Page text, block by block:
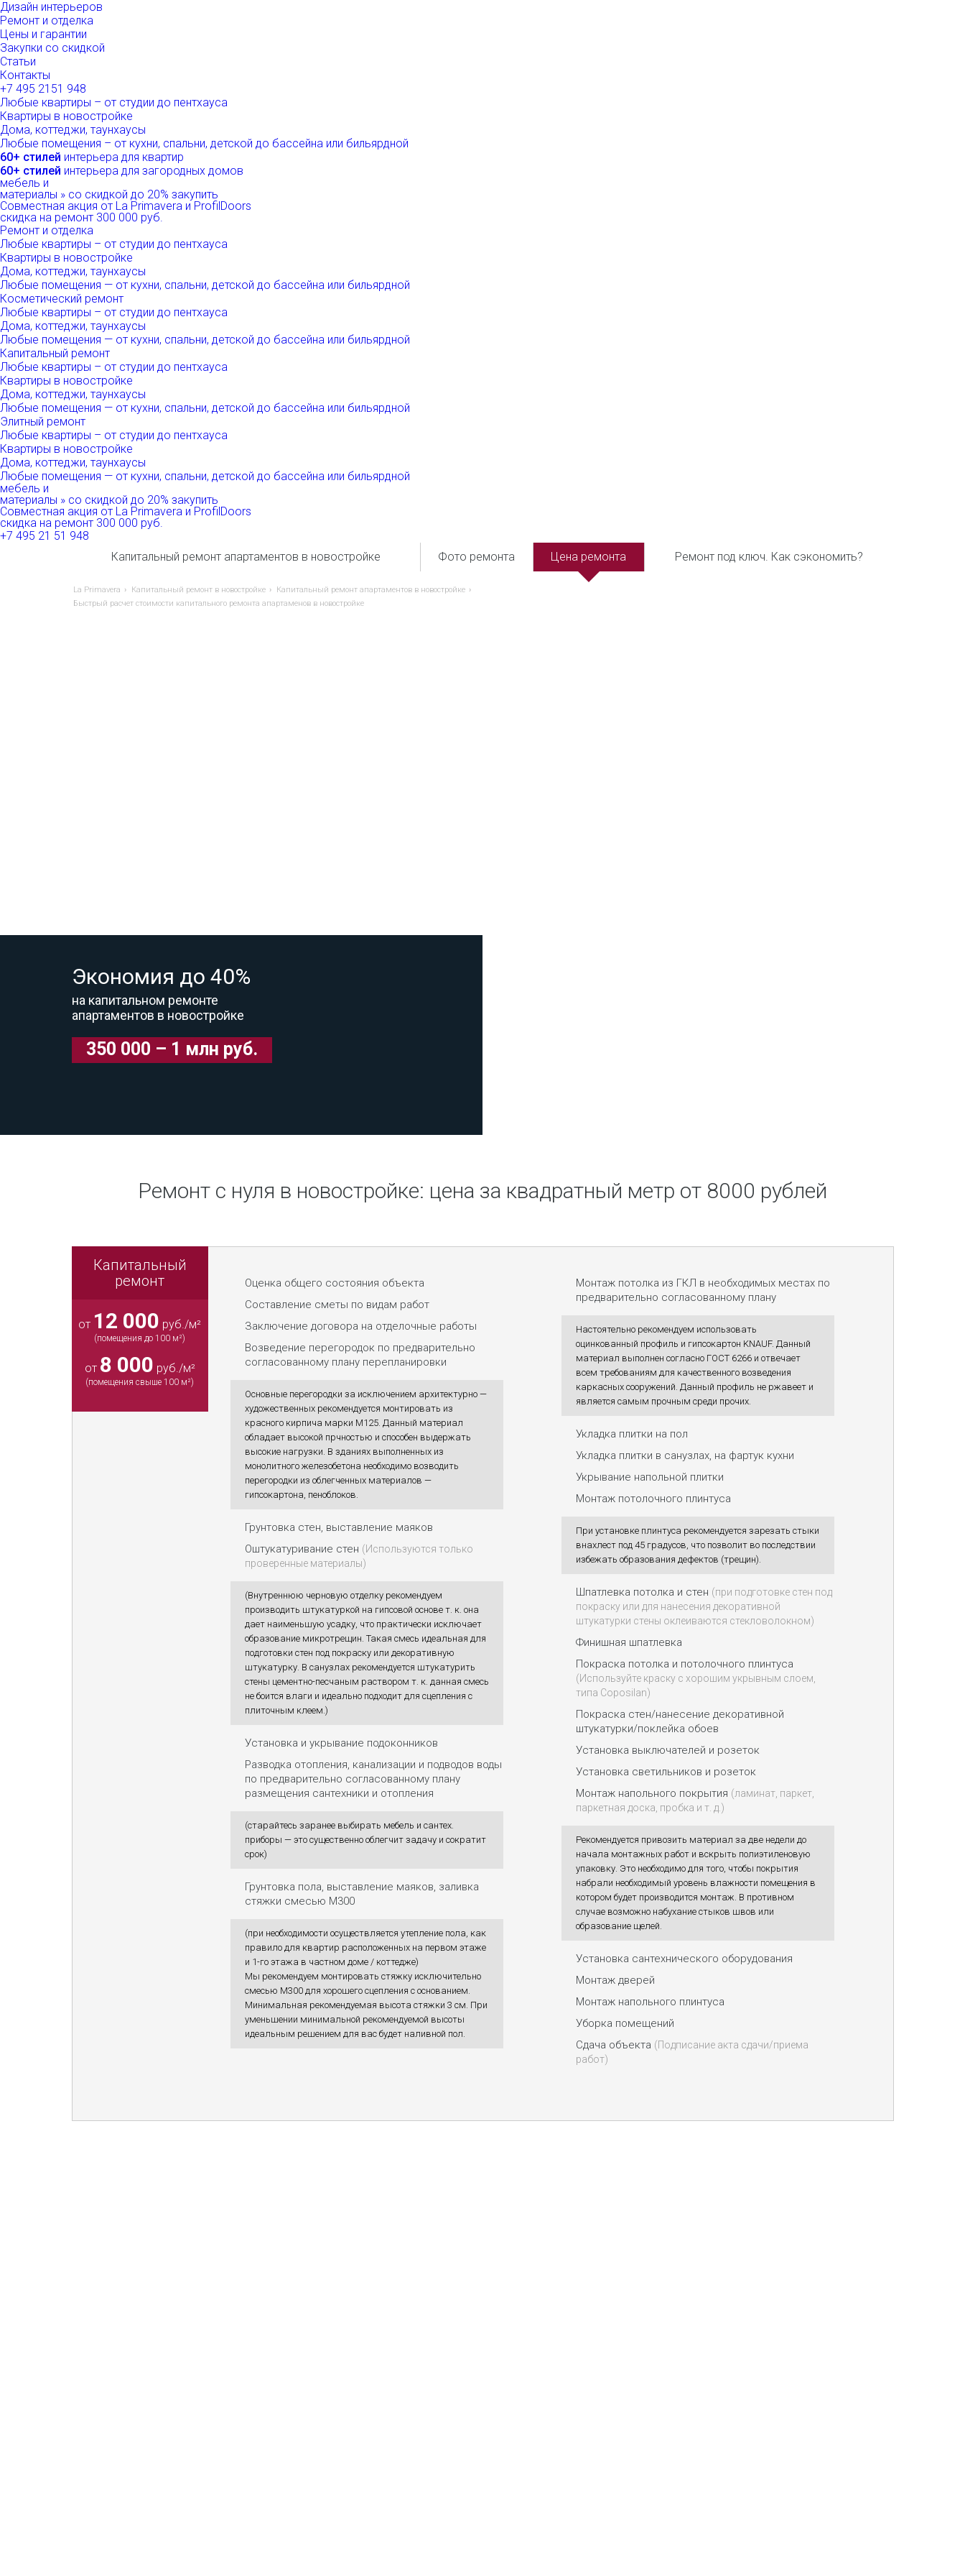
Дизайн интерьеров
Ремонт и отделка
Цены и гарантии
Закупки со скидкой
Статьи
Контакты
+7 495 2151 948
Любые квартиры – от студии до пентхауса
Квартиры в новостройке
Дома, коттеджи, таунхаусы
Любые помещения – от кухни, спальни, детской до бассейна или бильярдной
60+ стилей интерьера для квартир
60+ стилей интерьера для загородных домов
мебель и
материалы » со скидкой до 20% закупить
Совместная акция от La Primavera и ProfilDoors
скидка на ремонт 300 000 руб.
Ремонт и отделка
Любые квартиры – от студии до пентхауса
Квартиры в новостройке
Дома, коттеджи, таунхаусы
Любые помещения — от кухни, спальни, детской до бассейна или бильярдной
Косметический ремонт
Любые квартиры – от студии до пентхауса
Дома, коттеджи, таунхаусы
Любые помещения — от кухни, спальни, детской до бассейна или бильярдной
Капитальный ремонт
Любые квартиры – от студии до пентхауса
Квартиры в новостройке
Дома, коттеджи, таунхаусы
Любые помещения — от кухни, спальни, детской до бассейна или бильярдной
Элитный ремонт
Любые квартиры – от студии до пентхауса
Квартиры в новостройке
Дома, коттеджи, таунхаусы
Любые помещения — от кухни, спальни, детской до бассейна или бильярдной
мебель и
материалы » со скидкой до 20% закупить
Совместная акция от La Primavera и ProfilDoors
скидка на ремонт 300 000 руб.
+7 495 21 51 948
Капитальный ремонт апартаментов в новостройке
Фото ремонта Цена ремонта Ремонт под ключ. Как сэкономить?
La Primavera Капитальный ремонт в новостройке
Капитальный ремонт апартаментов в новостройке
Быстрый расчет стоимости капитального ремонта апартаменов в новостройке
Экономия до 40%
на капитальном ремонте
апартаментов в новостройке
350 000 – 1 млн руб.
Ремонт с нуля в новостройке: цена за квадратный метр от 8000 рублей
Капитальный
ремонт
от 12 000 руб./м²
(помещения до 100 м²)
от 8 000 руб./м²
(помещения свыше 100 м²)
Оценка общего состояния объекта
Составление сметы по видам работ
Заключение договора на отделочные работы
Возведение перегородок по предварительно
согласованному плану перепланировки
Основные перегородки за исключением архитектурно —
художественных рекомендуется монтировать из
красного кирпича марки М125. Данный материал
обладает высокой прчностью и способен выдержать
высокие нагрузки. В зданиях выполненных из
монолитного железобетона необходимо возводить
перегородки из облегченных материалов —
гипсокартона, пеноблоков.
Грунтовка стен, выставление маяков
Оштукатуривание стен (Используются только
проверенные материалы)
(Внутреннюю черновую отделку рекомендуем
производить штукатуркой на гипсовой основе т. к. она
дает наименьшую усадку, что практически исключает
образование микротрещин. Такая смесь идеальная для
подготовки стен под покраску или декоративную
штукатурку. В санузлах рекомендуется штукатурить
стены цементно-песчаным раствором т. к. данная смесь
не боится влаги и идеально подходит для сцепления с
плиточным клеем.)
Установка и укрывание подоконников
Разводка отопления, канализации и подводов воды
по предварительно согласованному плану
размещения сантехники и отопления
(старайтесь заранее выбирать мебель и сантех.
приборы — это существенно облегчит задачу и сократит
срок)
Грунтовка пола, выставление маяков, заливка
стяжки смесью М300
(при необходимости осуществляется утепление пола, как
правило для квартир расположенных на первом этаже
и 1-го этажа в частном доме / коттедже)
Мы рекомендуем монтировать стяжку исключительно
смесью М300 для хорошего сцепления с основанием.
Минимальная рекомендуемая высота стяжки 3 см. При
уменьшении минимальной рекомендуемой высоты
идеальным решением для вас будет наливной пол.
Монтаж потолка из ГКЛ в необходимых местах по
предварительно согласованному плану
Настоятельно рекомендуем использовать
оцинкованный профиль и гипсокартон KNAUF. Данный
материал выполнен согласно ГОСТ 6266 и отвечает
всем требованиям для качественного возведения
каркасных сооружений. Данный профиль не ржавеет и
является самым прочным среди прочих.
Укладка плитки на пол
Укладка плитки в санузлах, на фартук кухни
Укрывание напольной плитки
Монтаж потолочного плинтуса
При установке плинтуса рекомендуется зарезать стыки
внахлест под 45 градусов, что позволит во последствии
избежать образования дефектов (трещин).
Шпатлевка потолка и стен (при подготовке стен под
покраску или для нанесения декоративной
штукатурки стены оклеиваются стекловолокном)
Финишная шпатлевка
Покраска потолка и потолочного плинтуса
(Используйте краску с хорошим укрывным слоем,
типа Coposilan)
Покраска стен/нанесение декоративной
штукатурки/поклейка обоев
Установка выключателей и розеток
Установка светильников и розеток
Монтаж напольного покрытия (ламинат, паркет,
паркетная доска, пробка и т. д.)
Рекомендуется привозить материал за две недели до
начала монтажных работ и вскрыть полиэтиленовую
упаковку. Это необходимо для того, чтобы покрытия
набрали необходимый уровень влажности помещения в
котором будет производится монтаж. В противном
случае возможно набухание стыков швов или
образование щелей.
Установка сантехнического оборудования
Монтаж дверей
Монтаж напольного плинтуса
Уборка помещений
Сдача объекта (Подписание акта сдачи/приема
работ)